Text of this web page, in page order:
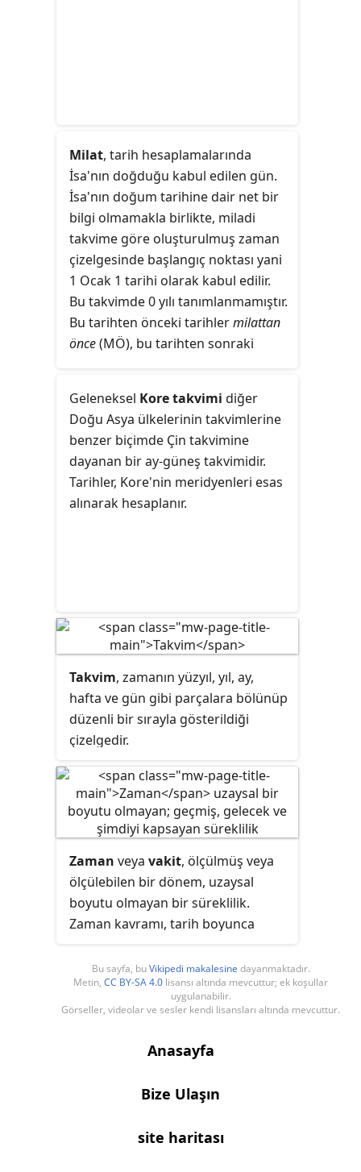
Milat, tarih hesaplamalarında
İsa'nın doğduğu kabul edilen gün.
İsa'nın doğum tarihine dair net bir
bilgi olmamakla birlikte, miladi
takvime göre oluşturulmuş zaman
çizelgesinde başlangıç noktası yani
1 Ocak 1 tarihi olarak kabul edilir.
Bu takvimde 0 yılı tanımlanmamıştır.
Bu tarihten önceki tarihlermilattan
önce(MÖ), bu tarihten sonraki
veİsa'dan sonra(İS) terimleri de aynı
anlamda kullanılır.
Geleneksel Kore takvimi diğer
Doğu Asya ülkelerinin takvimlerine
benzer biçimde Çin takvimine
dayanan bir ay-güneş takvimidir.
Tarihler, Kore'nin meridyenleri esas
alınarak hesaplanır.
Takvim, zamanın yüzyıl, yıl, ay,
hafta ve gün gibi parçalara bölünüp
düzenli bir sırayla gösterildiği
çizelgedir.
Zaman veya vakit, ölçülmüş veya
ölçülebilen bir dönem, uzaysal
boyutu olmayan birsüreklilik.
Zaman kavramı, tarih boyunca
olmasının yanı sıra matematik ve
fizikteki önemli çalışma
alanlarından biridir.
Bu sayfa, buVikipedi makalesine dayanmaktadır.
Metin, CC BY-SA 4.0 lisansı altında mevcuttur; ek koşullar
uygulanabilir.
Görseller, videolar ve sesler kendi lisansları altında mevcuttur.
Anasayfa
Bize Ulaşın
site haritası